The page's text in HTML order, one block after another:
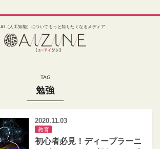
AI（人工知能）についてもっと知りたくなるメディア
勉強
2020.11.03
教育
初心者必見！ディープラーニ